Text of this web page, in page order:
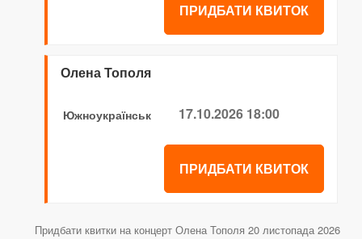
ПРИДБАТИ КВИТОК
Олена Тополя
Южноукраїнськ 17.10.2026 18:00
ПРИДБАТИ КВИТОК
Придбати квитки на концерт Олена Тополя 20 листопада 2026